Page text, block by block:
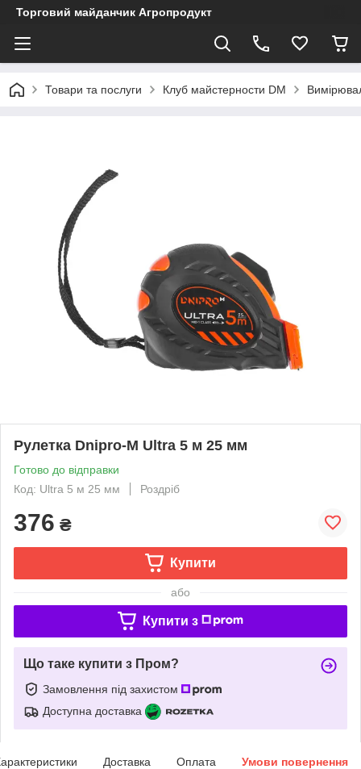
Торговий майданчик Агропродукт
Товари та послуги Клуб майстерности DM
Рулетка Dnipro-M Ultra 5 м 25 мм
Готово до відправки
Код: Ultra 5 м 25 мм
Роздріб
376 ₴
Купити
або
Купити з
Що таке купити з Пром?
Замовлення під захистом
Доступна доставка
Доставка Оплата Умови повернення